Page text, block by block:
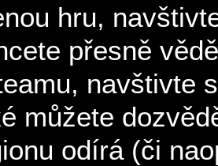
hru,
přesně
navštivte
můžete
odírá (či